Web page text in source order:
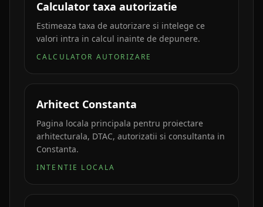
Calculator taxa autorizatie
Estimeaza taxa de autorizare si intelege ce
valori intra in calcul inainte de depunere.
CALCULATOR AUTORIZARE
Arhitect Constanta
Pagina locala principala pentru proiectare
arhitecturala, DTAC, autorizatii si consultanta in
Constanta.
INTENTIE LOCALA